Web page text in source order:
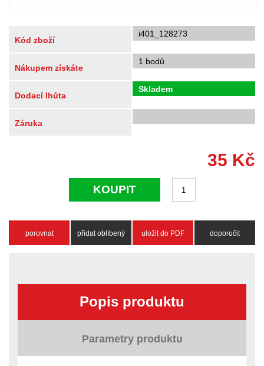
Kód zboží
i401_128273
Nákupem získáte
1 bodů
Dodací lhůta
Skladem
Záruka
35 Kč
KOUPIT
porovnat přidat oblíbený uložit do PDF doporučit
Popis produktu
Parametry produktu